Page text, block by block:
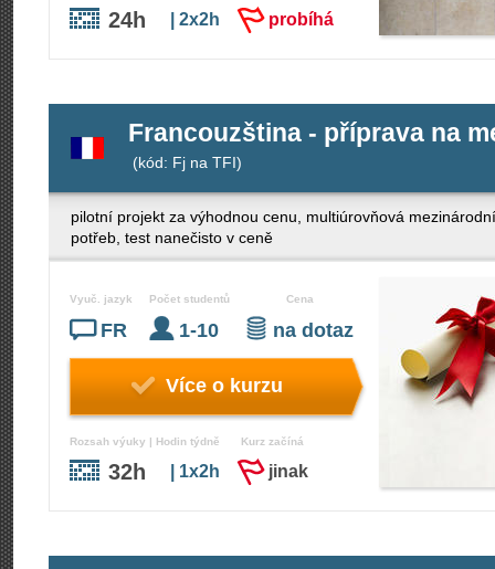
24h | 2x2h probíhá
Francouzština - příprava na
(kód: Fj na TFI)
pilotní projekt za výhodnou cenu, multiúrovňová
potřeb, test nanečisto v ceně
Vyuč. jazyk
FR
Počet studentů
1-10
Cena
na dotaz
Více o kurzu
Rozsah výuky | Hodin týdně
32h | 1x2h
Kurz začíná
jinak